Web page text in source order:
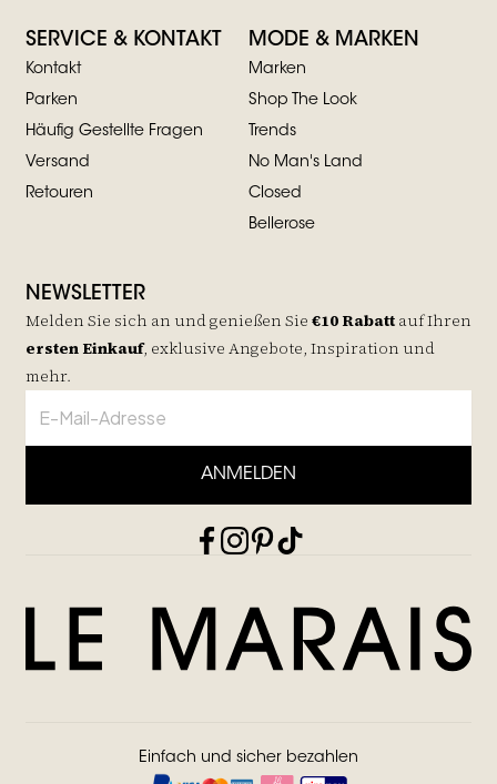
SERVICE & KONTAKT
Kontakt
Parken
Häufig Gestellte Fragen
Versand
Retouren
MODE & MARKEN
Marken
Shop The Look
Trends
No Man's Land
Closed
Bellerose
NEWSLETTER
Melden Sie sich an und genießen Sie €10 Rabatt aufIhren
ersten Einkauf, exklusive Angebote, Inspiration und
mehr.
ANMELDEN
Einfach und sicher bezahlen